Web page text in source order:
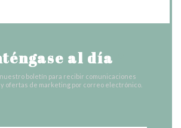
al día
boletín para recibir comunicaciones
ofertas de marketing por correo electrónico.